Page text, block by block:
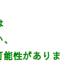
性がありま